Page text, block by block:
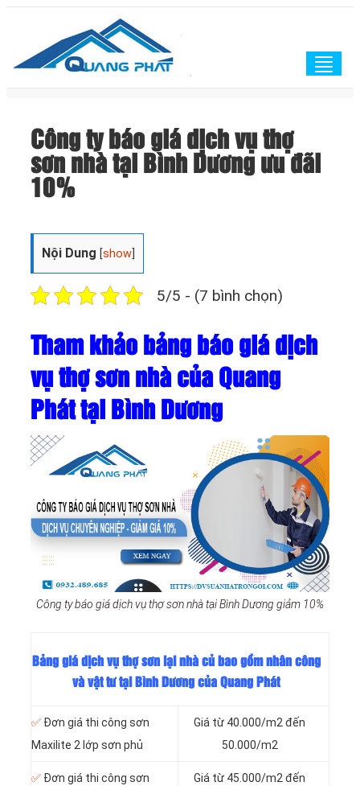
Công ty báo giá dịch vụ thợ
sơn nhà tại Bình Dương ưu đãi
10%
Nội Dung [show
5/5 - (7 bình chọn)
Tham khảo bảng báo giá dịch
vụ thợ sơn nhà của Quang
Phát tại Bình Dương
Công ty báo giá dịch vụ thợ sơn nhà tại Bình Dương giảm 10%
Bảng giá dịch vụ thợ sơn lại nhà củ bao gồm nhân công
và vật tư tại Bình Dương của Quang Phát
✅ Đơn giá thi công sơn
Maxilite 2 lớp sơn phủ
Giá từ 40.000/m2 đến
50.000/m2
✅ Đơn giá thi công sơn
Giá từ 45.000/m2 đến